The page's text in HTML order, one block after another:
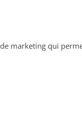
marketing qui